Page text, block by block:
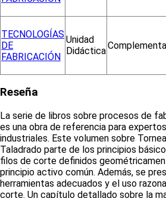
TECNOLOGÍAS
DE
FABRICACIÓN
Unidad
Didáctica
Reseña
La serie de libros sobre procesos de
es una obra de referencia para
industriales. Este volumen sobre
Taladrado parte de los principios
filos de corte definidos
principio activo común. Además, se
herramientas adecuados y el uso
corte. Un capítulo detallado sobre la